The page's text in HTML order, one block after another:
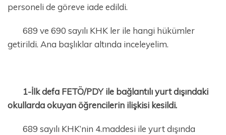
personeli de göreve iade edildi.
689 ve 690 sayılı KHK ler ile hangi hükümler
getirildi. Ana başlıklar altında inceleyelim.
1-İlk defa FETÖ/PDY ile bağlantılı yurt dışındaki
okullarda okuyan öğrencilerin ilişkisi kesildi.
689 sayılı KHK’nin 4.maddesi ile yurt dışında